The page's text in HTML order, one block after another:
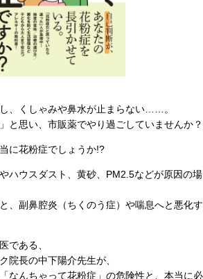
、くしゃみや鼻水が止まらない……。
と思い、市販薬でやり過ごしていませんか？
に花粉症でしょうか!?
ハウスダスト、黄砂、PM2.5などが原因の場
、副鼻腔炎（ちくのう症）や喘息へと悪化す
である、
院長の中下陽介先生が、
なんちゃって花粉症」の危険性と、本当に必